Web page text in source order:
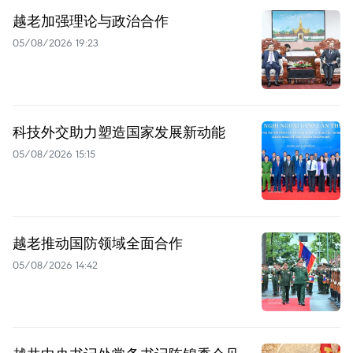
越老加强理论与政治合作
05/08/2026 19:23
科技外交助力塑造国家发展新动能
05/08/2026 15:15
越老推动国防领域全面合作
05/08/2026 14:42